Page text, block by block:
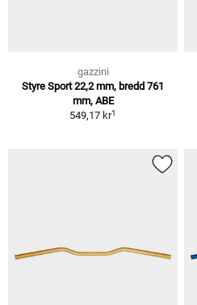
gazzini
Styre Sport 22,2 mm, bredd 761
mm, ABE
549,17 kr1